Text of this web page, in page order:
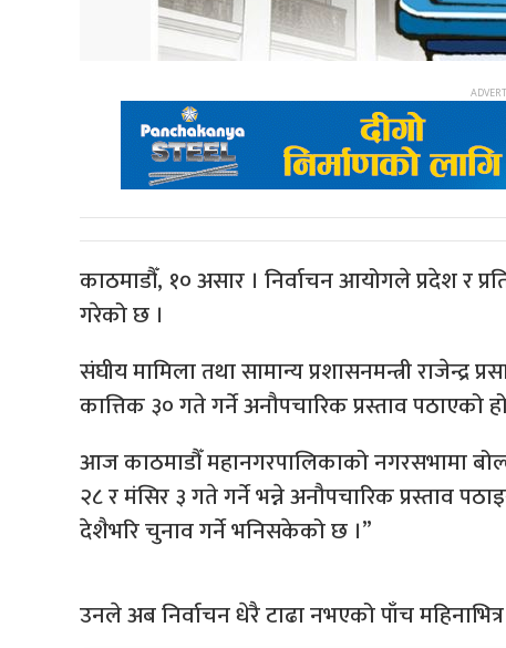
काठमाडौँ, १० असार । निर्वाचन आयोगले प्रदेश र
गरेको छ ।
संघीय मामिला तथा सामान्य प्रशासनमन्त्री
कात्तिक ३० गते गर्ने अनौपचारिक प्रस्ताव पठाएको
आज काठमाडौँ महानगरपालिकाको नगरसभामा
२८ र मंसिर ३ गते गर्ने भन्ने अनौपचारिक प्रस्ताव
देशैभरि चुनाव गर्ने भनिसकेको छ ।”
उनले अब निर्वाचन धेरै टाढा नभएको पाँच